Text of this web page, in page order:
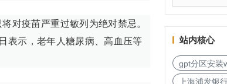
对疫苗严重过敏列为绝对禁忌。
表示，老年人糖尿病、高血压等
图
站内核心
gpt分区安装
上海浦发银